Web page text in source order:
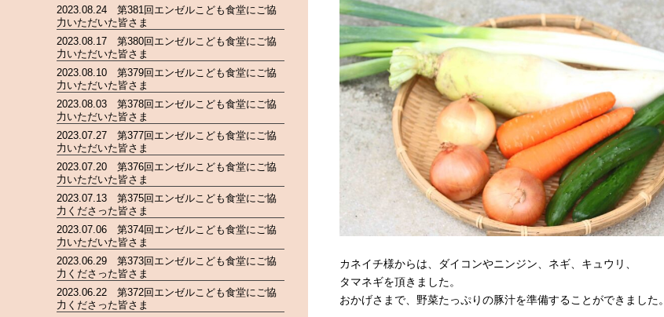
カネイチ様からは、ダイコンやニンジン、ネギ、キュウリ、
タマネギを頂きました。
おかげさまで、野菜たっぷりの豚汁を準備することができました。
2023.08.24 第381回エンゼルこども食堂にご協
力いただいた皆さま
2023.08.17 第380回エンゼルこども食堂にご協
力いただいた皆さま
2023.08.10 第379回エンゼルこども食堂にご協
力いただいた皆さま
2023.08.03 第378回エンゼルこども食堂にご協
力いただいた皆さま
2023.07.27 第377回エンゼルこども食堂にご協
力いただいた皆さま
2023.07.20 第376回エンゼルこども食堂にご協
力いただいた皆さま
2023.07.13 第375回エンゼルこども食堂にご協
力くださった皆さま
2023.07.06 第374回エンゼルこども食堂にご協
力いただいた皆さま
2023.06.29 第373回エンゼルこども食堂にご協
力くださった皆さま
2023.06.22 第372回エンゼルこども食堂にご協
力くださった皆さま